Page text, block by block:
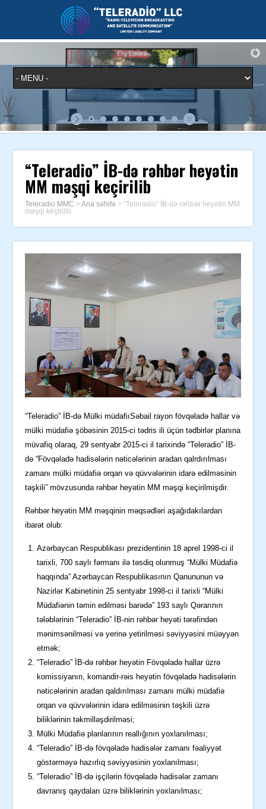
“Teleradio” İB-də rəhbər heyətin
MM məşqi keçirilib
Teleradio MMC >Ana səhifə >“Teleradio” İB-də rəhbər heyətin MM
məşqi keçirilib
“Teleradio” İB-də Mülki müdafiıSəbail rayon fövqəladə hallar və
mülki müdafiə şöbəsinin 2015-ci tədris ili üçün tədbirlər planına
müvafiq olaraq, 29 sentyabr 2015-ci il tarixində “Teleradio” İB-
də “Fövqəladə hadisələrin nəticələrinin aradan qalrdırılması
zamanı mülki müdafiə orqan və qüvvələrinin idarə edilməsinin
təşkili” mövzusunda rəhbər heyətin MM məşqi keçirilmişdir.
Rəhbər heyətin MM məşqinin məqsədləri aşağıdakılardan
ibarət olub:
Azərbaycan Respublikası prezidentinin 18 aprel 1998-ci il
tarixli, 700 saylı fərmanı ilə təsdiq olunmuş “Mülki Müdafiə
haqqında” Azərbaycan Respublikasının Qanununun və
Nazirlər Kabinetinin 25 sentyabr 1998-ci il tarixli “Mülki
Müdafiənin təmin edilməsi barədə” 193 saylı Qərarının
tələblərinin “Teleradio” İB-nin rəhbər heyəti tərəfindən
mənimsənilməsi və yerinə yetirilməsi səviyyəsini müəyyən
etmək;
“Teleradio” İB-də rəhbər heyətin Fövqəladə hallar üzrə
komissiyanın, komandir-rəis heyətin fövqəladə hadisələrin
nəticələrinin aradan qaldırılması zamanı mülki müdafiə
orqan və qüvvələrinin idarə edilməsinin təşkili üzrə
biliklərinin təkmilləşdirilməsi;
Mülki Müdafiə planlarının reallığının yoxlanılması;
“Teleradio” İB-də fövqəladə hadisələr zamanı fəaliyyət
göstərməyə hazırlıq səviyyəsinin yoxlanılması;
“Teleradio” İB-də işçilərin fövqəladə hadisələr zamanı
davranış qaydaları üzrə biliklərinin yoxlanılması;